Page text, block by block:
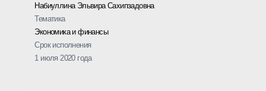
Набиуллина Эльвира Сахипзадовна
Тематика
Экономика и финансы
Срок исполнения
1 июля 2020 года